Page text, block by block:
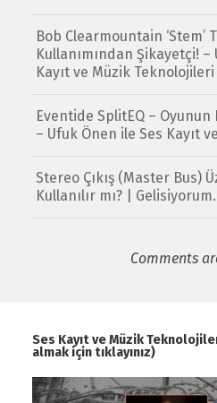
Bob Clearmountain ‘Stem’
Kullanımından Şikayetçi! –
Kayıt ve Müzik Teknolojileri
Eventide SplitEQ – Oyunun
– Ufuk Önen ile Ses Kayıt
Stereo Çıkış (Master Bus)
Kullanılır mı? |
Comments
Ses Kayıt ve Müzik
almak için tıklayınız)